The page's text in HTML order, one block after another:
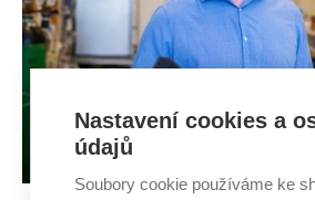
Nastavení cookies a
údajů
Soubory cookie používáme ke